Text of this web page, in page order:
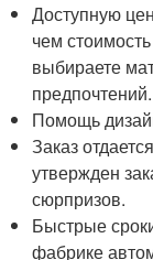
Доступную
чем
выбираете
предпочтений.
Помощь
Заказ
утвержден
сюрпризов.
Быстрые
фабрике